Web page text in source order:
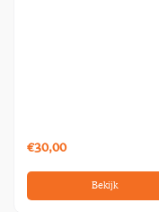
€30,00
Bekijk